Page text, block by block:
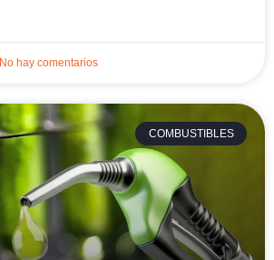
No hay comentarios
COMBUSTIBLES